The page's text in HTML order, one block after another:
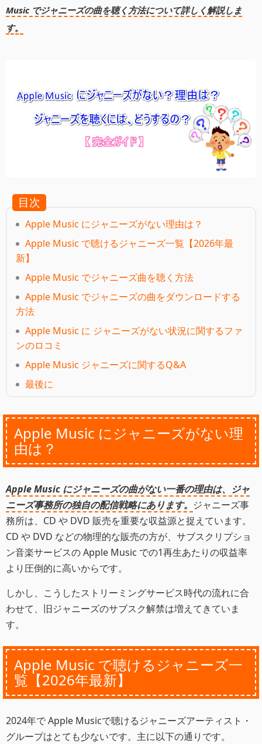
Music でジャニーズの曲を聴く方法について詳しく解説しま
す。
目次
Apple Music にジャニーズがない理由は？
Apple Music で聴けるジャニーズ一覧【2026年最
新】
Apple Music でジャニーズ曲を聴く方法
Apple Music でジャニーズの曲をダウンロードする
方法
Apple Music に ジャニーズがない状況に関するファ
ンのロコミ
Apple Music ジャニーズに関するQ&A
最後に
Apple Music にジャニーズがない理
由は？
Apple Music にジャニーズの曲がない一番の理由は、ジャ
ニーズ事務所の独自の配信戦略にあります。 ジャニーズ事
務所は、CD や DVD 販売を重要な収益源と捉えています。
CD や DVD などの物理的な販売の方が、サブスクリプショ
ン音楽サービスの Apple Music での1再生あたりの収益率
より圧倒的に高いからです。
しかし、こうしたストリーミングサービス時代の流れに合
わせて、旧ジャニーズのサブスク解禁は増えてきていま
す。
Apple Music で聴けるジャニーズ一
覧【2026年最新】
2024年で Apple Musicで聴けるジャニーズアーティスト・
グループはとても少ないです。主に以下の通りです。